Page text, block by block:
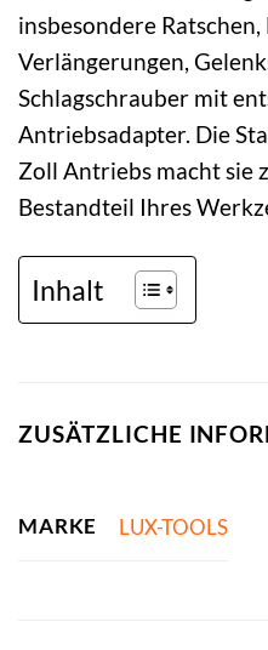
insbesondere
Verlängerungen,
Schlagschrauber mit
Antriebsadapter. Die
Zoll Antriebs macht sie
Bestandteil Ihres
Inhalt
ZUSÄTZLICHE
MARKE LUX-TOOLS